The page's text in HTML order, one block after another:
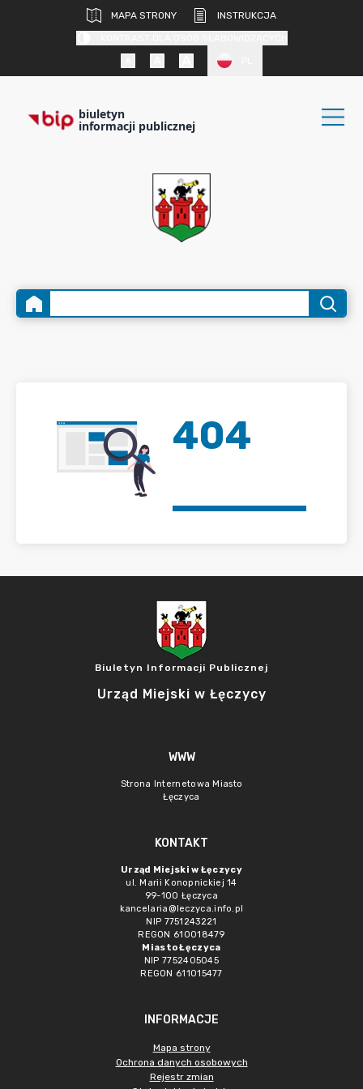
MAPA STRONY
INSTRUKCJA
biuletyn
informacji publicznej
404
Biuletyn Informacji Publicznej
Urząd Miejski w Łęczycy
WWW
Strona Internetowa Miasto
Łęczyca
KONTAKT
Urząd Miejski w Łęczycy
ul. Marii Konopnickiej 14
99-100 Łęczyca
kancelaria@leczyca.info.pl
NIP 7751243221
REGON 610018479
Miasto Łęczyca
NIP 7752405045
REGON 611015477
INFORMACJE
Mapa strony
Ochrona danych osobowych
Rejestr zmian